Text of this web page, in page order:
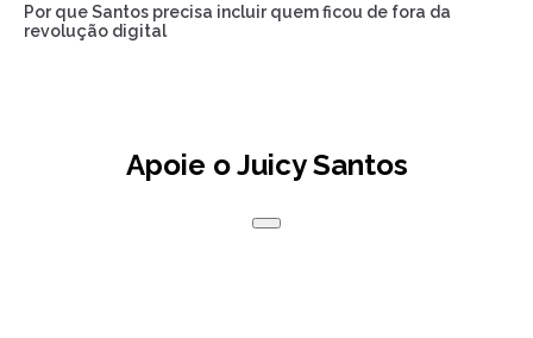
Por que Santos precisa incluir quem ficou de fora da
revolução digital
Apoie o Juicy Santos